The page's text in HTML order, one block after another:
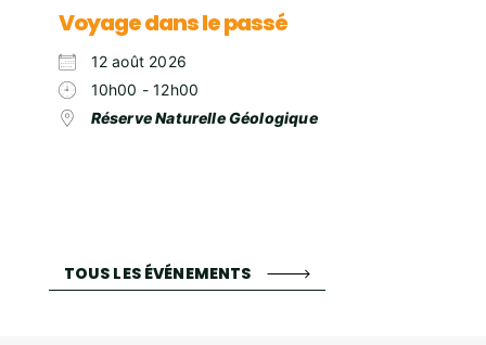
Voyage dans le passé
12 août 2026
10h00 - 12h00
Réserve Naturelle Géologique
TOUS LES ÉVÉNEMENTS